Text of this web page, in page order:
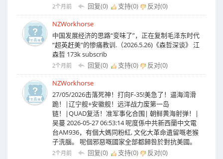
2个月前 回复(0) 支持(0) 反对(0)
NZWorkhorse
中国发展经济的思路“变味了”，正在复制毛泽东时代
“超英赶美”的惨痛教训.（2026.5.26)《森哲深谈》 江
森哲 173k subscrib
2个月前 回复(0) 支持(0) 反对(0)
NZWorkhorse
27/05/2026击落死神！打向F-35!美急了！逼海湾滑
跪！|辽宁舰+安徽舰！远洋战力废第一岛
链！|QUAD复活！准军事化合围| 朝鲜黄海射弹！|
吴蔓 2026-05-27 06:53:14 呢度係中共新西蘭中文電
台AM936，有個大媽同粉紅, 文化大革命遺留嘅老猴
子洗腦。 呢個邪惡嘅國家全部都歸咎於對抗美國。
2个月前 回复(0) 支持(0) 反对(0)